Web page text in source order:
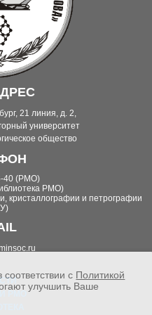
21 линия, д. 2,
университет
общество
40 (РМО)
РМО)
кристаллографии и петрографии
с Политикой
улучшить Ваше